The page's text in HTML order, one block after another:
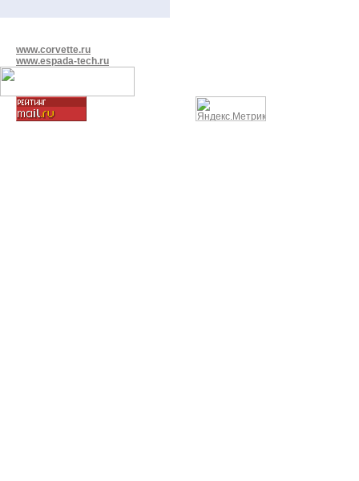
www.corvette.ru
www.espada-tech.ru